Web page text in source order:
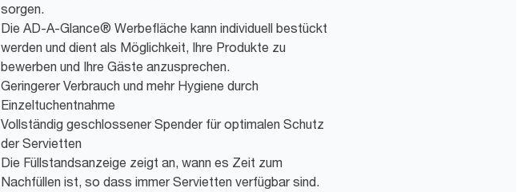
sorgen.
Die AD-A-Glance® Werbefläche kann individuell bestückt
werden und dient als Möglichkeit, Ihre Produkte zu
bewerben und Ihre Gäste anzusprechen.
Geringerer Verbrauch und mehr Hygiene durch
Einzeltuchentnahme
Vollständig geschlossener Spender für optimalen Schutz
der Servietten
Die Füllstandsanzeige zeigt an, wann es Zeit zum
Nachfüllen ist, so dass immer Servietten verfügbar sind.